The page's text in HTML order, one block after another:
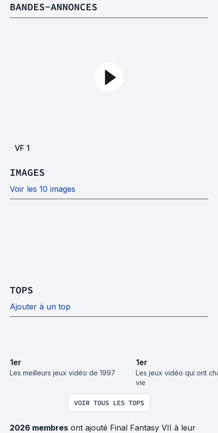
BANDES-ANNONCES
VF 1
IMAGES
Voir les 10 images
TOPS
Ajouter à un top
1er
Les meilleurs jeux vidéo de 1997
1er
Les jeux vidéo qui ont
vie
VOIR TOUS LES TOPS
2026 membres ont ajouté Final Fantasy VII à leur